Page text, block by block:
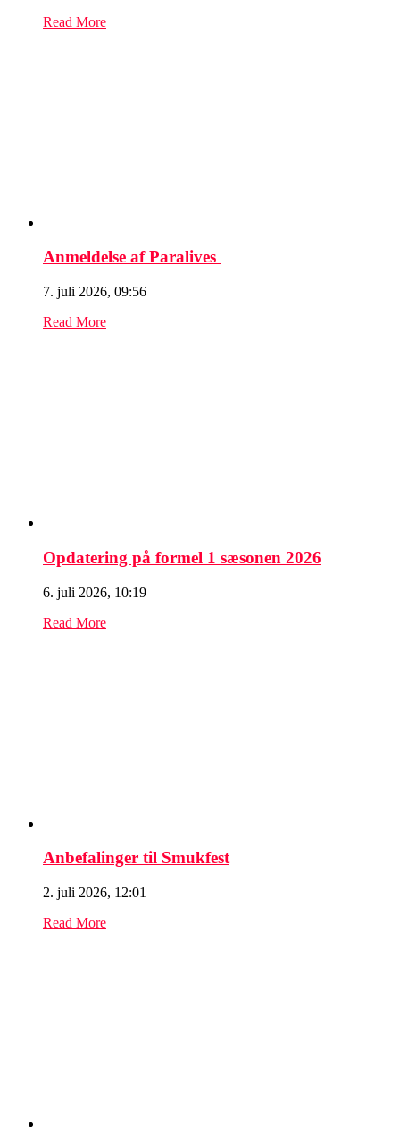
Read More
Anmeldelse af Paralives
7. juli 2026, 09:56
Read More
Opdatering på formel 1 sæsonen 2026
6. juli 2026, 10:19
Read More
Anbefalinger til Smukfest
2. juli 2026, 12:01
Read More